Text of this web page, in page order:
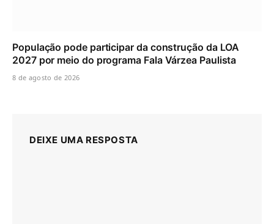
População pode participar da construção da LOA
2027 por meio do programa Fala Várzea Paulista
8 de agosto de 2026
DEIXE UMA RESPOSTA